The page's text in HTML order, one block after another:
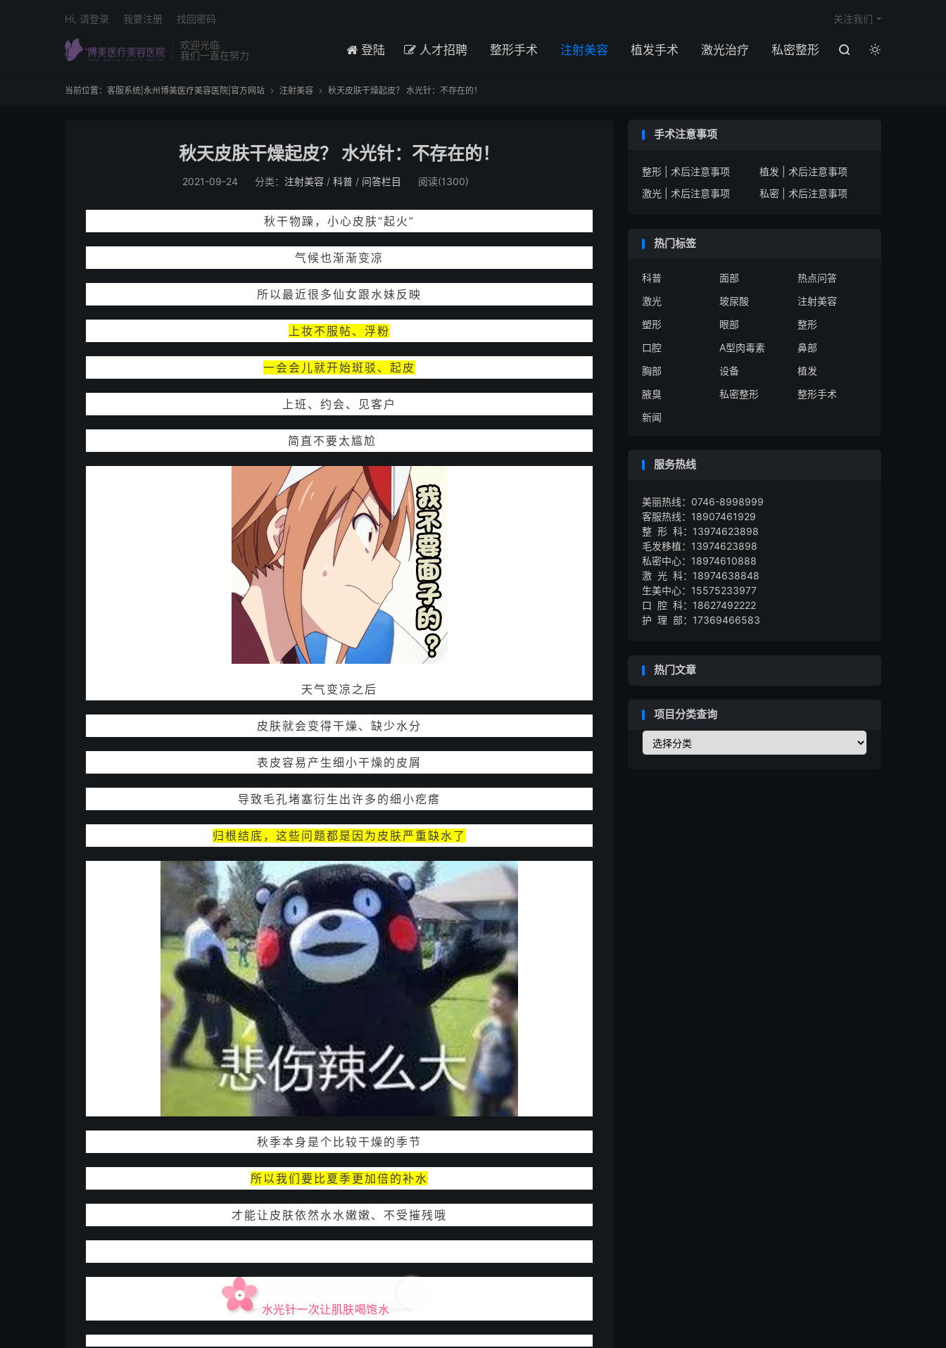
欢迎光临
我们一直在努力
登陆 人才招聘 整形手术 注射美容 植发手术 激光治疗 私密整形  
关注我们
Hi, 请登录 我要注册 找回密码
当前位置： 客服系统|永州博美医疗美容医院|官方网站  注射美容  秋天皮肤干燥起皮？ 水光针：不存在的！
秋天皮肤干燥起皮？ 水光针：不存在的！
2021-09-24 分类： 注射美容/ 科普/ 问答栏目 阅读(1300)
秋干物躁，小心皮肤“起火”
气候也渐渐变凉
所以最近很多仙女跟水妹反映
上妆不服帖、浮粉
一会会儿就开始斑驳、起皮
上班、约会、见客户
简直不要太尴尬
天气变凉之后
皮肤就会变得干燥、缺少水分
表皮容易产生细小干燥的皮屑
导致毛孔堵塞衍生出许多的细小疙瘩
归根结底，这些问题都是因为皮肤严重缺水了
秋季本身是个比较干燥的季节
所以我们要比夏季更加倍的补水
才能让皮肤依然水水嫩嫩、不受摧残哦
水光针一次让肌肤喝饱水
手术注意事项
整形 | 术后注意事项
植发 | 术后注意事项
激光 | 术后注意事项
私密 | 术后注意事项
热门标签
科普 面部
热点问答
激光
玻尿酸
注射美容
塑形
眼部
整形
口腔
A型肉毒素
鼻部
胸部
设备
植发
腋臭
私密整形
整形手术
新闻
服务热线
美丽热线：0746-8998999
客服热线：18907461929
整 形 科：13974623898
毛发移植：13974623898
私密中心：18974610888
激 光 科：18974638848
生美中心：15575233977
口 腔 科：18627492222
护 理 部：17369466583
热门文章
项目分类查询